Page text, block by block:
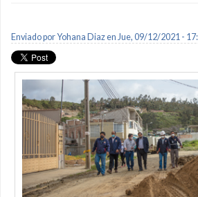
Enviado porYohana Diazen Jue, 09/12/2021 -